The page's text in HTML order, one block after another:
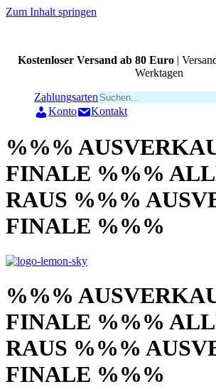
Zum Inhalt springen
Kostenloser Versand ab 80 Euro |
Werktagen
Zahlungsarten
Konto
Kontakt
%%%
FINALE %%%
RAUS %%%
FINALE %%%
%%%
FINALE %%%
RAUS %%%
FINALE %%%